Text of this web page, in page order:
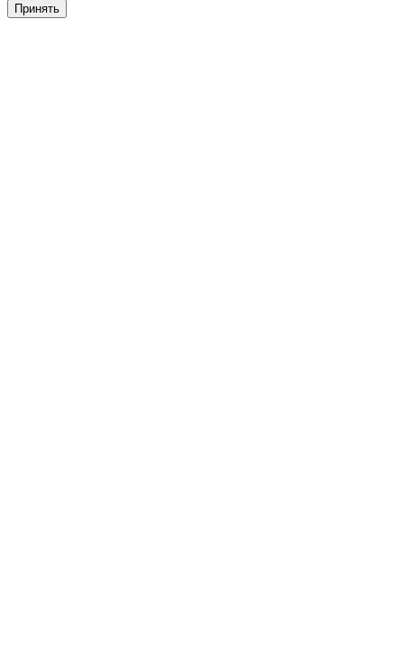
Принять